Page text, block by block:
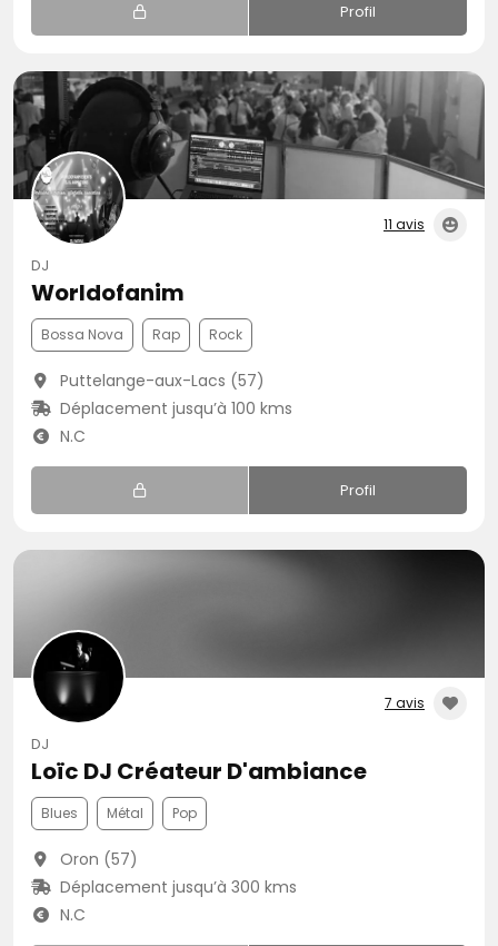
Profil
11 avis
DJ
Worldofanim
Bossa Nova Rap Rock
Puttelange-aux-Lacs (57)
Déplacement jusqu’à 100 kms
N.C
Profil
7 avis
DJ
Loïc DJ Créateur D'ambiance
Blues Métal Pop
Oron (57)
Déplacement jusqu’à 300 kms
N.C